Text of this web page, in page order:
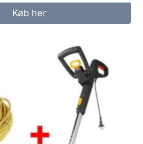
Køb her